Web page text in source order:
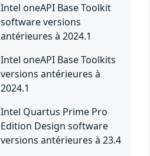
Intel oneAPI Base Toolkit
software versions
antérieures à 2024.1
Intel oneAPI Base Toolkits
versions antérieures à
2024.1
Intel Quartus Prime Pro
Edition Design software
versions antérieures à 23.4